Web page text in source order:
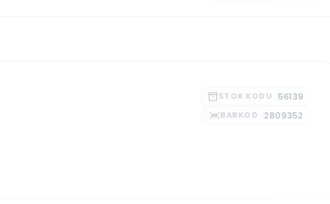
STOK KODU 56139
BARKOD 2809352